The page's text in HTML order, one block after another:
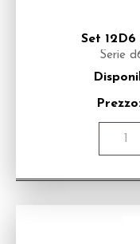
Set
Serie